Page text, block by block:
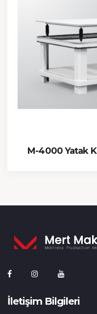
M-4000 Yatak
İletişim Bilgileri